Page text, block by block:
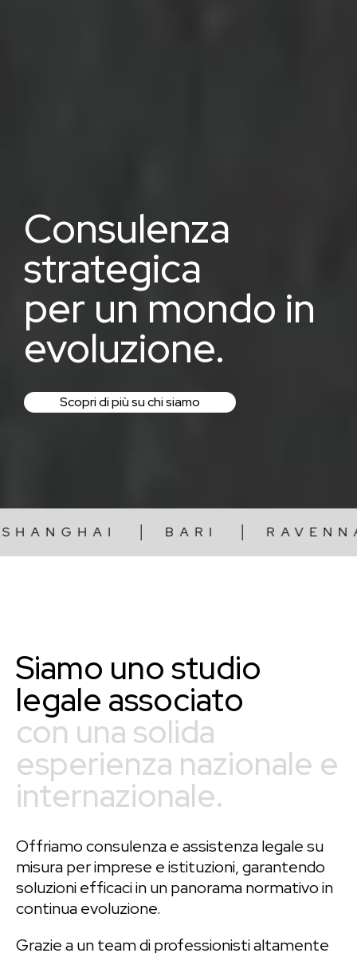
Consulenza
strategica
per un mondo in
evoluzione.
Scopri di più su chi siamo
BARI RAVENNA LA
Siamo uno studio
legale associato
con una solida
esperienza nazionale e
internazionale.
Offriamo consulenza e assistenza legale su
misura per imprese e istituzioni, garantendo
soluzioni efficaci in un panorama normativo in
continua evoluzione.
Grazie a un team di professionisti altamente